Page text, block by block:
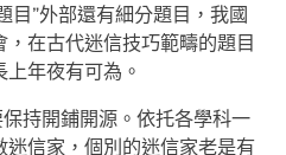
目”外部還有細分題目，我國
在古代迷信技巧範疇的題目
年夜有可為。
持開鋪開源。依托各學科一
信家，個別的迷信家老是有